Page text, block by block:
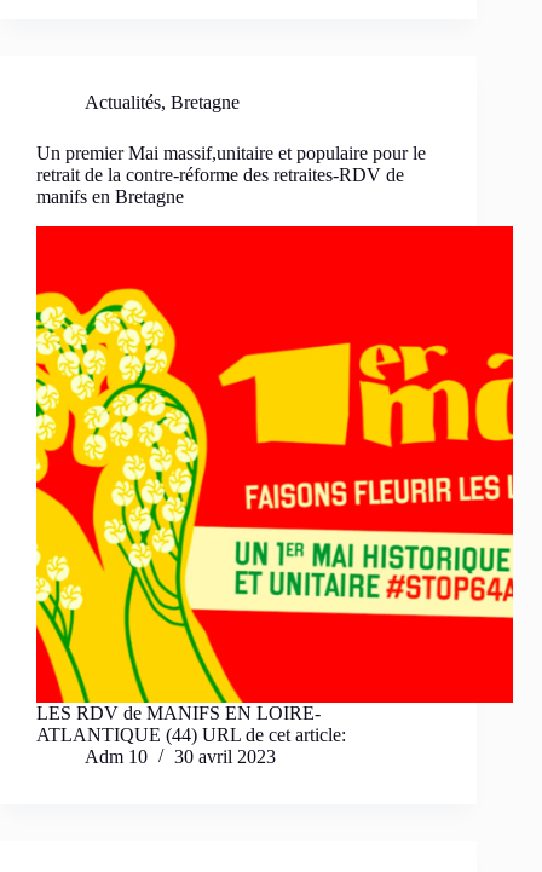
Actualités, Bretagne
Un premier Mai massif,unitaire et populaire pour le
retrait de la contre-réforme des retraites-RDV de
manifs en Bretagne
LES RDV de MANIFS EN LOIRE-
ATLANTIQUE (44) URL de cet article:
Adm 10
30 avril 2023